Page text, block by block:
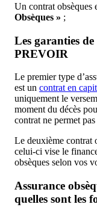
Un contrat obsèques
Obsèques » ;
Les garanties de
PREVOIR
Le premier type
est un contrat en
uniquement le
moment du décès
contrat ne permet
Le deuxième contrat
celui-ci vise le
obsèques selon vos
Assurance
quelles sont les